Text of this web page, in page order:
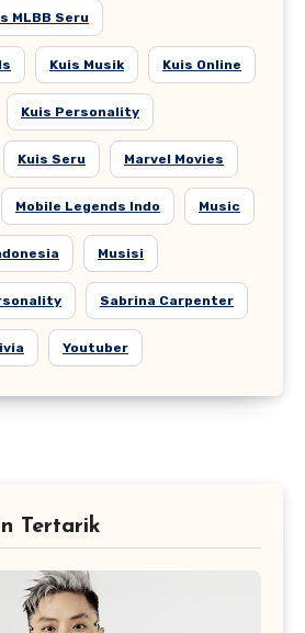
MLBB Seru
Kuis Musik Kuis Online
Kuis Personality
Kuis Seru Marvel Movies
Mobile Legends Indo Music
Musisi
Sabrina Carpenter
Youtuber
Tertarik